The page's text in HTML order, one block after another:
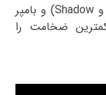
وShadow
) و بامپر
ضخامت را